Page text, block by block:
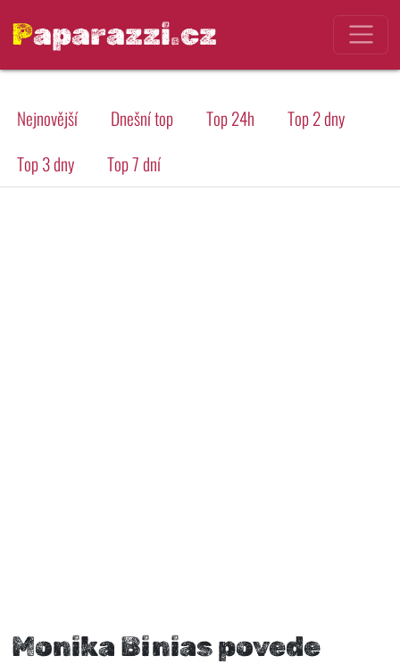
Paparazzi.cz
Nejnovější Dnešní top Top 24h
Top 2 dny
Top 3 dny
Top 7 dní
Monika Binias povede